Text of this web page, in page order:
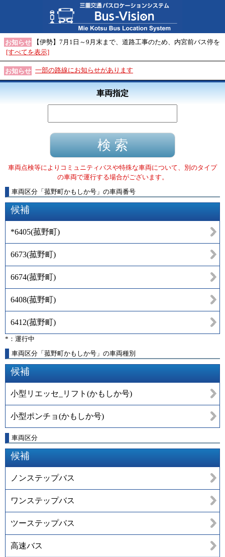
お知らせ
【伊勢】7月1日～9月末まで、道路工事のため、内宮前バス停を
[すべてを表示]
お知らせ 一部の路線にお知らせがあります
車両指定
車両点検等によりコミュニティバスや特殊な車両について、別のタイプ
の車両で運行する場合がございます。
車両区分 「 菰野町かもしか号 」 の車両番号
候補
*6405(菰野町)
6673(菰野町)
6674(菰野町)
6408(菰野町)
6412(菰野町)
*：運行中
車両区分「菰野町かもしか号」の車両種別
候補
小型リエッセ_リフト(かもしか号)
小型ポンチョ(かもしか号)
車両区分
候補
ノンステップバス
ワンステップバス
ツーステップバス
高速バス